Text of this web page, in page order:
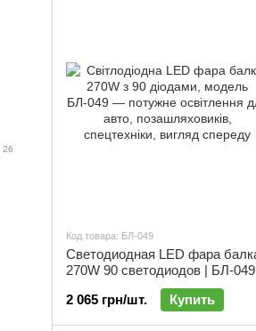
Код товара: БЛ-049
Светодиодная LED фара
270W 90 светодиодов | БЛ-049
2 065 грн/шт.
Купить
26